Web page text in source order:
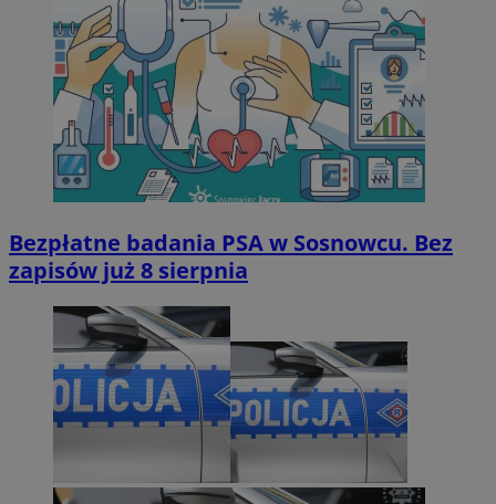
Bezpłatne badania PSA w Sosnowcu. Bez
zapisów już 8 sierpnia